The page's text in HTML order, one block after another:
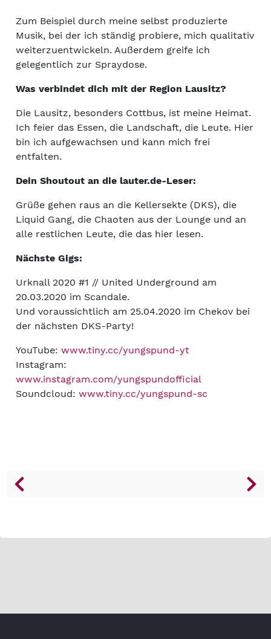
Zum Beispiel durch meine selbst produzierte
Musik, bei der ich ständig probiere, mich qualitativ
weiterzuentwickeln. Außerdem greife ich
gelegentlich zur Spraydose.
Was verbindet dich mit der Region Lausitz?
Die Lausitz, besonders Cottbus, ist meine Heimat.
Ich feier das Essen, die Landschaft, die Leute. Hier
bin ich aufgewachsen und kann mich frei
entfalten.
Dein Shoutout an die lauter.de-Leser:
Grüße gehen raus an die Kellersekte (DKS), die
Liquid Gang, die Chaoten aus der Lounge und an
alle restlichen Leute, die das hier lesen.
Nächste Gigs:
Urknall 2020 #1 // United Underground am
20.03.2020 im Scandale.
Und voraussichtlich am 25.04.2020 im Chekov bei
der nächsten DKS-Party!
YouTube:www.tiny.cc/yungspund-yt
Instagram:
www.instagram.com/yungspundofficial
Soundcloud:www.tiny.cc/yungspund-sc